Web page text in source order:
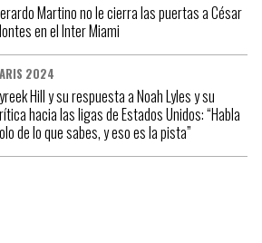
Martino no le cierra las puertas a César
en el Inter Miami
2024
Hill y su respuesta a Noah Lyles y su
hacia las ligas de Estados Unidos: “Habla
de lo que sabes, y eso es la pista”